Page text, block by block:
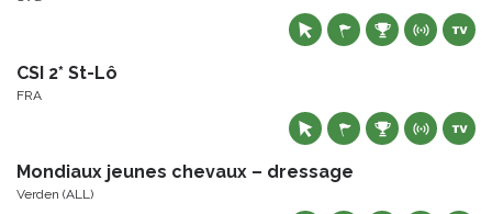
CSI 2* St-Lô
FRA
Mondiaux jeunes chevaux – dressage
Verden (ALL)